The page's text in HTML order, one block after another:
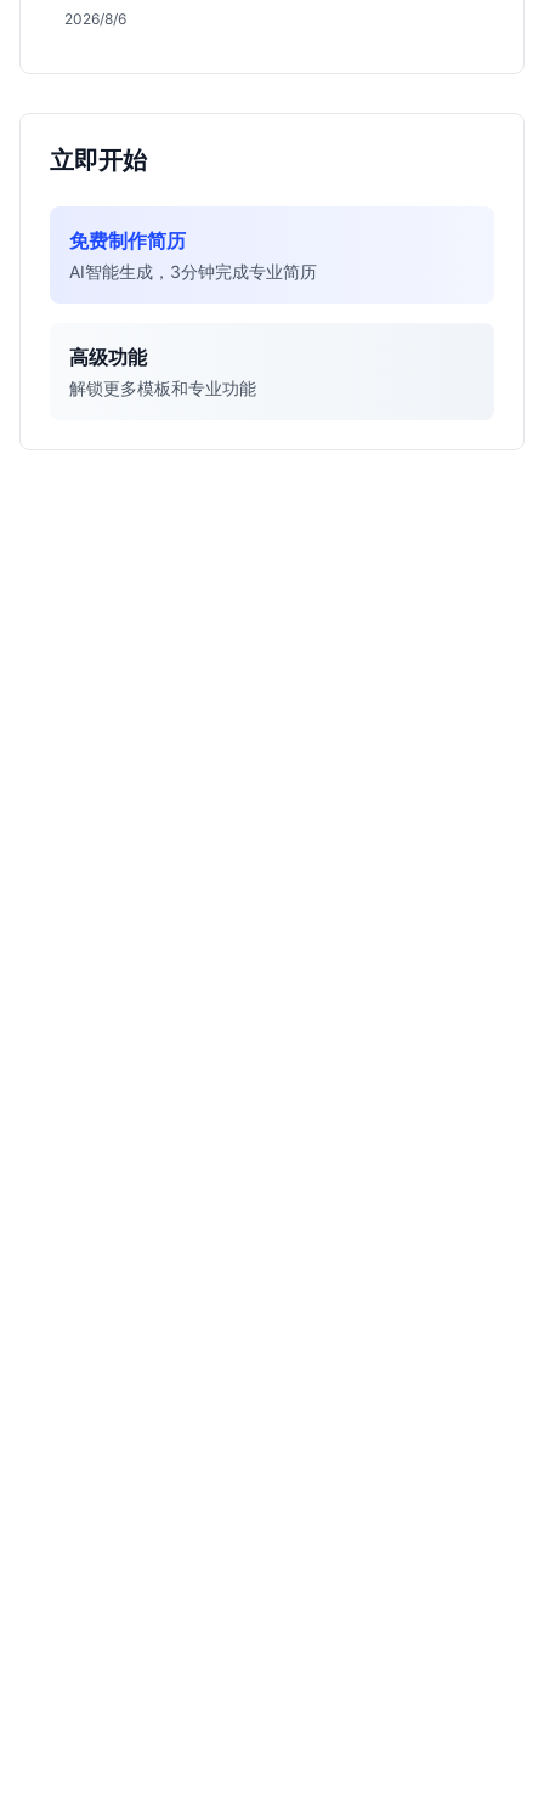
会，分析薪资面议背后的含金量及应届生成长路径，助
2026/8/6
立即开始
免费制作简历
AI智能生成，3分钟完成专业简历
高级功能
解锁更多模板和专业功能